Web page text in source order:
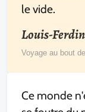
le vide.
Louis-
Voyage au bout
Ce monde